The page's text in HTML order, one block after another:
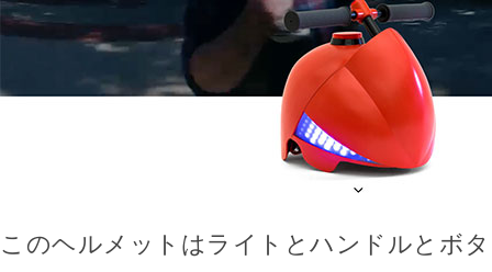
このヘルメットはライトとハンドルとボ